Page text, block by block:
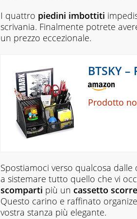
I quattro piedini imbottiti
scrivania. Finalmente potrete
un prezzo eccezionale.
BTSKY
Prodotto
Spostiamoci verso qualcosa
a sistemare tutto quello che vi
scomparti più un cassetto
Questo carino e raffinato
vostra stanza più elegante.